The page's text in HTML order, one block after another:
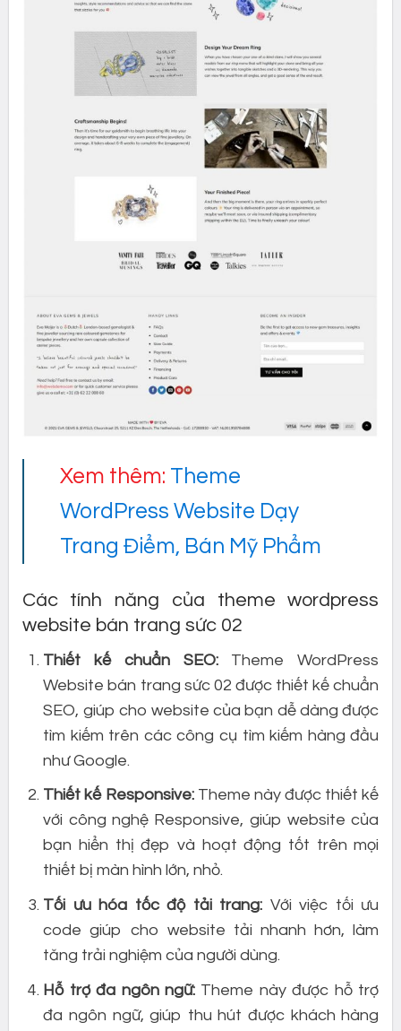
Xem thêm: Theme
WordPress Website Dạy
Trang Điểm, Bán Mỹ Phẩm
Các tính năng của theme wordpress
website bán trang sức 02
Thiết kế chuẩn SEO:Theme WordPress
Website bán trang sức 02 được thiết kế chuẩn
SEO, giúp cho website của bạn dễ dàng được
tìm kiếm trên các công cụ tìm kiếm hàng đầu
như Google.
Thiết kế Responsive:Theme này được thiết kế
với công nghệ Responsive, giúp website của
bạn hiển thị đẹp và hoạt động tốt trên mọi
thiết bị màn hình lớn, nhỏ.
Tối ưu hóa tốc độ tải trang: Với việc tối ưu
code giúp cho website tải nhanh hơn, làm
tăng trải nghiệm của người dùng.
Hỗ trợ đa ngôn ngữ: Theme này được hỗ trợ
đa ngôn ngữ, giúp thu hút được khách hàng